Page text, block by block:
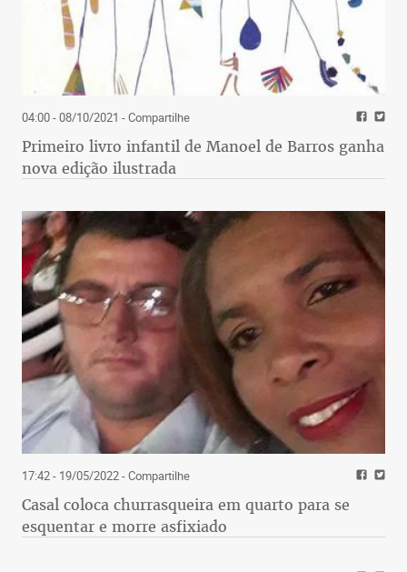
04:00 - 08/10/2021 - Compartilhe
Primeiro livro infantil de Manoel de Barros ganha
nova edição ilustrada
17:42 - 19/05/2022- Compartilhe
Casal coloca churrasqueira em quarto para se
esquentar e morre asfixiado